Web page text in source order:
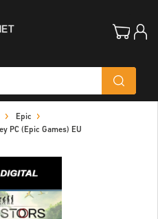
Epic
PC (Epic Games) EU